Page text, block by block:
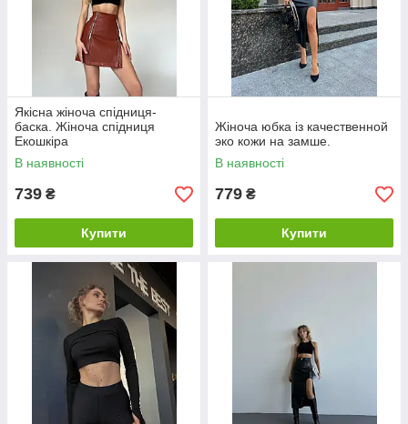
Якісна жіноча спідниця-
баска. Жіноча спідниця
Екошкіра
В наявності
739 ₴
Купити
Жіноча юбка із качественной
эко кожи на замше.
В наявності
779 ₴
Купити